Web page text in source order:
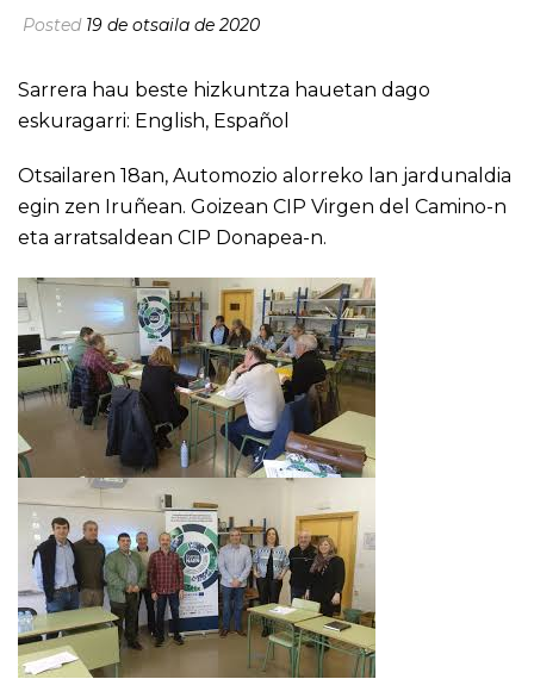
Posted 19 de otsaila de 2020
Sarrera hau beste hizkuntza hauetan dago
eskuragarri: English, Español
Otsailaren 18an, Automozio alorreko lan jardunaldia
egin zen Iruñean. Goizean CIP Virgen del Camino-n
eta arratsaldean CIP Donapea-n.